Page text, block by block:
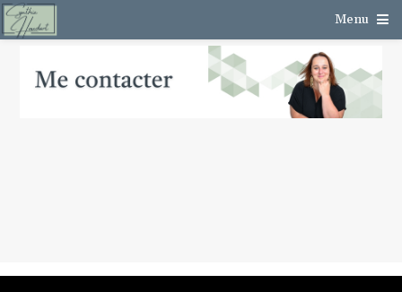
Menu
Cookies management panel